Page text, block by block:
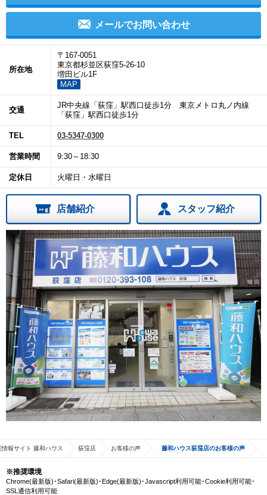
メールでお問い合わせ
所在地
〒167-0051
東京都杉並区荻窪5-26-10
増田ビル1F
MAP
交通
JR中央線「荻窪」駅西口徒歩1分 東京メトロ丸ノ内線
「荻窪」駅西口徒歩1分
TEL 03-5347-0300
営業時間 9:30～18:30
定休日 火曜日・水曜日
店舗紹介 スタッフ紹介
報サイト 藤和ハウス 荻窪店 お客様の声 藤和ハウス荻窪店のお客様の声
※推奨環境
Chrome(最新版)･Safari(最新版)･Edge(最新版)･Javascript利用可能･Cookie利用可能･
SSL通信利用可能